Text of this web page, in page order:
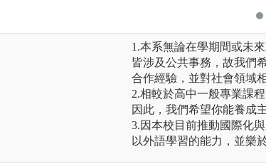
1.本系無論在學期間或未
皆涉及公共事務，故我們
合作經驗，並對社會領域
2.相較於高中一般專業課
因此，我們希望你能養成
3.因本校目前推動國際化
以外語學習的能力，並樂